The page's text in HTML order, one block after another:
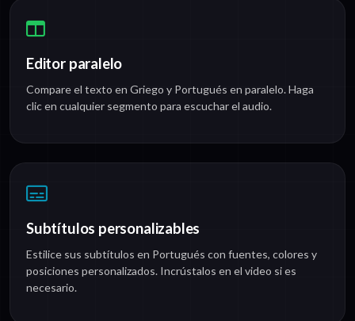
Editor paralelo
Compare el texto en Griego y Portugués en paralelo. Haga
clic en cualquier segmento para escuchar el audio.
Subtítulos personalizables
Estilice sus subtítulos en Portugués con fuentes, colores y
posiciones personalizados. Incrústalos en el video si es
necesario.